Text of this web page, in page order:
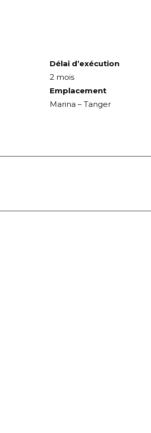
Délai d’exécution
2 mois
Emplacement
Marina – Tanger